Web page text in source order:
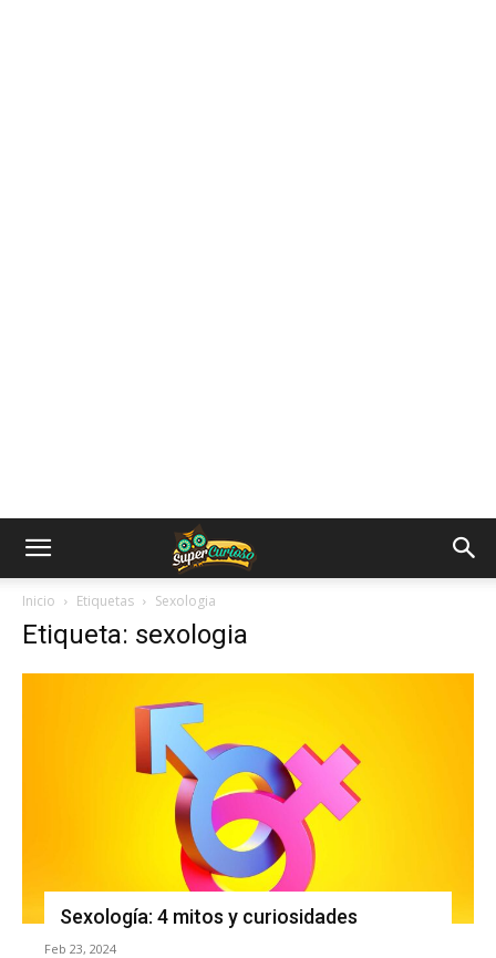
Inicio Etiquetas Sexologia
Etiqueta: sexologia
Sexología: 4 mitos y curiosidades
Feb 23, 2024